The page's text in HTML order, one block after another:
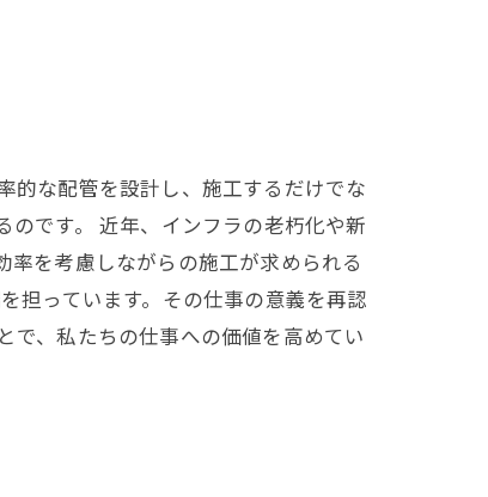
的な配管を設計し、施工するだけでな
です。 近年、インフラの老朽化や新
を考慮しながらの施工が求められる
担っています。その仕事の意義を再認
で、私たちの仕事への価値を高めてい